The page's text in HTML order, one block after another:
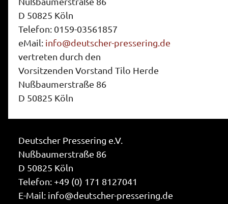
D 50825 Köln
Telefon: 0159-03561857
eMail: info@deutscher-pressering.de
vertreten durch den
Vorsitzenden Vorstand Tilo Herde
Nußbaumerstraße 86
D 50825 Köln
Deutscher Pressering e.V.
Nußbaumerstraße 86
D 50825 Köln
Telefon: +49 (0) 171 8127041
E-Mail: info@deutscher-pressering.de